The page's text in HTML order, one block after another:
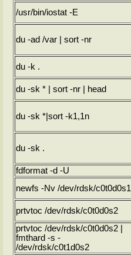
/usr/bin/iostat -E
du -ad /var | sort -nr
du -k .
du -sk * | sort -nr | head
du -sk *|sort -k1,1n
du -sk .
fdformat -d -U
newfs -Nv /dev/rdsk/c0t0d0s1
prtvtoc /dev/rdsk/c0t0d0s2
prtvtoc /dev/rdsk/c0t0d0s2 |
fmthard -s -
/dev/rdsk/c0t1d0s2